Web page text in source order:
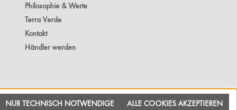
Philosophie & Werte
Terra Verde
Kontakt
Händler werden
NUR TECHNISCH NOTWENDIGE ALLE COOKIES AKZEPTIEREN